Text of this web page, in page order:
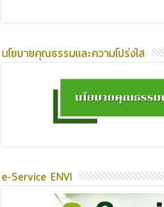
นโยบายคุณธรรมและความโปร่งใส
e-Service ENVI